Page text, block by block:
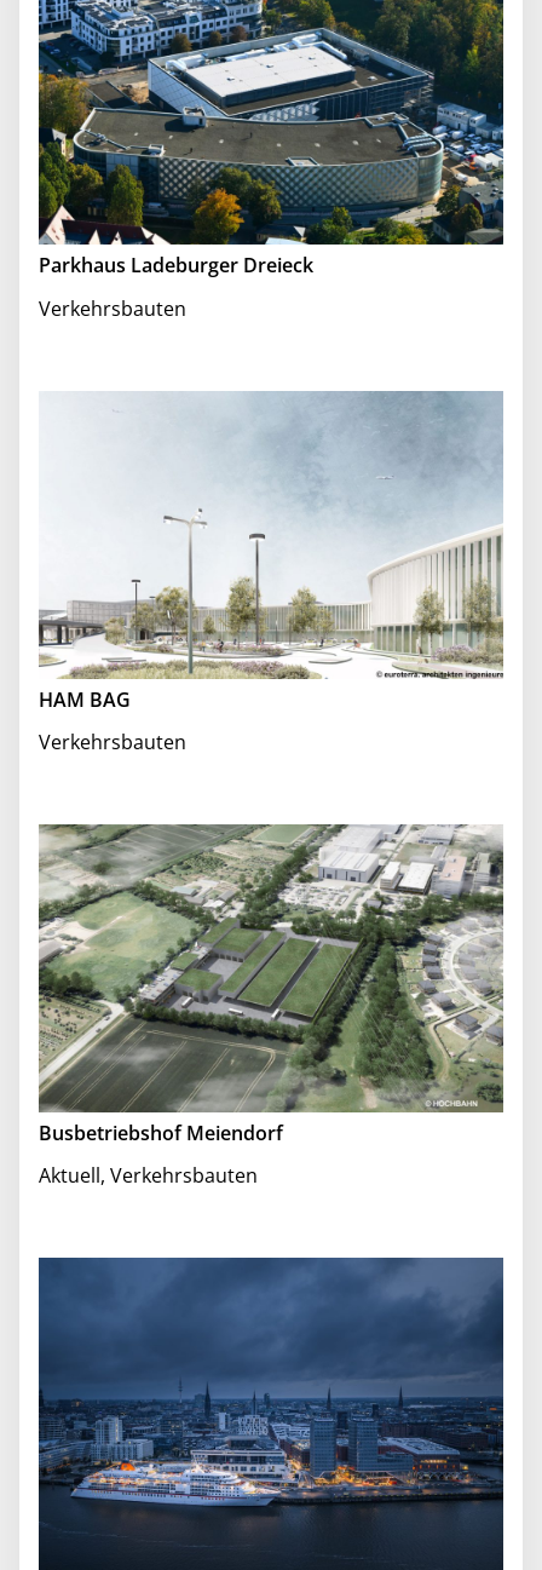
Parkhaus Ladeburger Dreieck
Verkehrsbauten
HAM BAG
Verkehrsbauten
Busbetriebshof Meiendorf
Aktuell, Verkehrsbauten